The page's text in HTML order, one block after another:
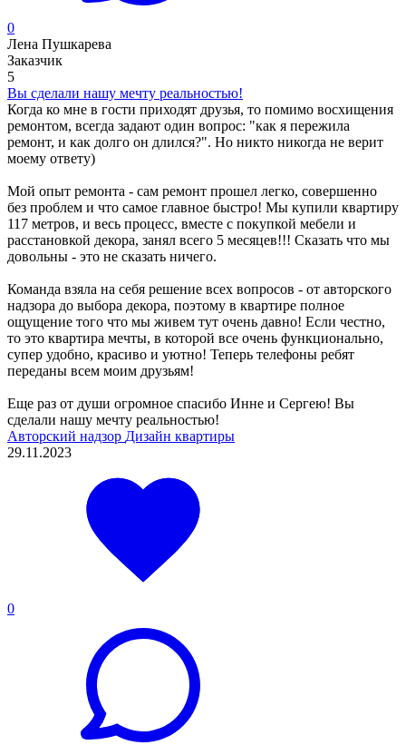
0
Лена Пушкарева
Заказчик
5
Вы сделали нашу мечту реальностью!
Когда ко мне в гости приходят друзья, то помимо восхищения
ремонтом, всегда задают один вопрос: "как я пережила
ремонт, и как долго он длился?". Но никто никогда не верит
моему ответу)
Мой опыт ремонта - сам ремонт прошел легко, совершенно
без проблем и что самое главное быстро! Мы купили квартиру
117 метров, и весь процесс, вместе с покупкой мебели и
расстановкой декора, занял всего 5 месяцев!!! Сказать что мы
довольны - это не сказать ничего.
Команда взяла на себя решение всех вопросов - от авторского
надзора до выбора декора, поэтому в квартире полное
ощущение того что мы живем тут очень давно! Если честно,
то это квартира мечты, в которой все очень функционально,
супер удобно, красиво и уютно! Теперь телефоны ребят
переданы всем моим друзьям!
Еще раз от души огромное спасибо Инне и Сергею! Вы
сделали нашу мечту реальностью!
Авторский надзор Дизайн квартиры
29.11.2023
0